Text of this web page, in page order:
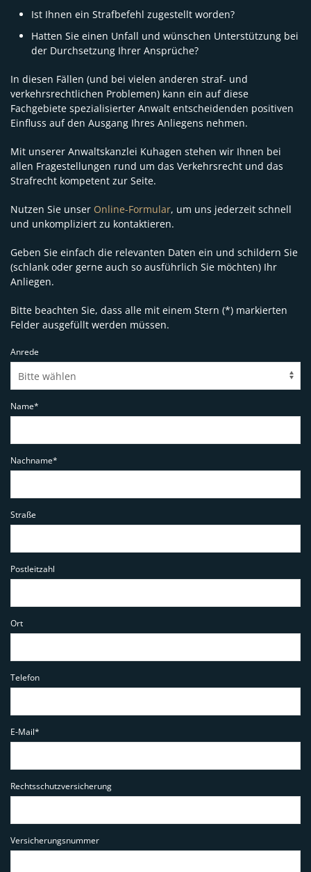
Ist Ihnen ein Strafbefehl zugestellt worden?
Hatten Sie einen Unfall und wünschen Unterstützung bei
der Durchsetzung Ihrer Ansprüche?
In diesen Fällen (und bei vielen anderen straf- und
verkehrsrechtlichen Problemen) kann ein auf diese
Fachgebiete spezialisierter Anwalt entscheidenden positiven
Einfluss auf den Ausgang Ihres Anliegens nehmen.
Mit unserer Anwaltskanzlei Kuhagen stehen wir Ihnen bei
allen Fragestellungen rund um das Verkehrsrecht und das
Strafrecht kompetent zur Seite.
Nutzen Sie unser Online-Formular, um uns jederzeit schnell
und unkompliziert zu kontaktieren.
Geben Sie einfach die relevanten Daten ein und schildern Sie
(schlank oder gerne auch so ausführlich Sie möchten) Ihr
Anliegen.
Bitte beachten Sie, dass alle mit einem Stern (*) markierten
Felder ausgefüllt werden müssen.
Anrede
Name*
Nachname*
Straße
Postleitzahl
Ort
Telefon
E-Mail*
Rechtsschutzversicherung
Versicherungsnummer